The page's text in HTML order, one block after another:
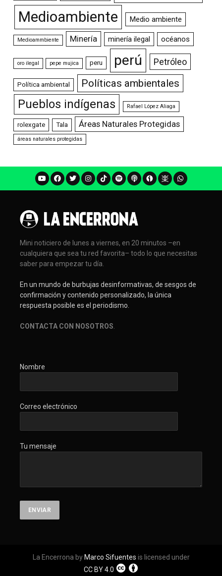
Medioambiente Medio ambiente
Medioammbiente Minería minería ilegal océanos
oro ilegal pepe mujica peru perú Petróleo
Política ambiental Políticas ambientales
Pueblos indígenas Rafael López Aliaga
rolexgate Tala Áreas Naturales Protegidas
áreas naturales protegidas
Mini noticiero de lunes a viernes, en 20 minutos –en
cualquiera que sea tu red favorita– todo lo que necesitas
saber para empezar tu día.
En un mundo de burbujas desinformativas, de sesgos de
confirmación y contenido personalizado, la única
respuesta posible es el periodismo.
CONTACTA CON NOSOTROS
Nombre
Correo electrónico
Tu mensaje
La Encerrona by Marco Sifuentes is licensed under
CC BY 4.0